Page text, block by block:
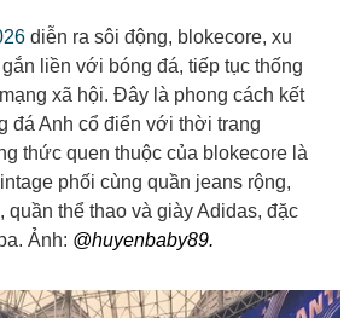
diễn ra sôi động, blokecore, xu
liền với bóng đá, tiếp tục thống
xã hội. Đây là phong cách kết
đá Anh cổ điển với thời trang
thức quen thuộc của blokecore là
phối cùng quần jeans rộng,
quần thể thao và giày Adidas, đặc
Ảnh: @huyenbaby89.